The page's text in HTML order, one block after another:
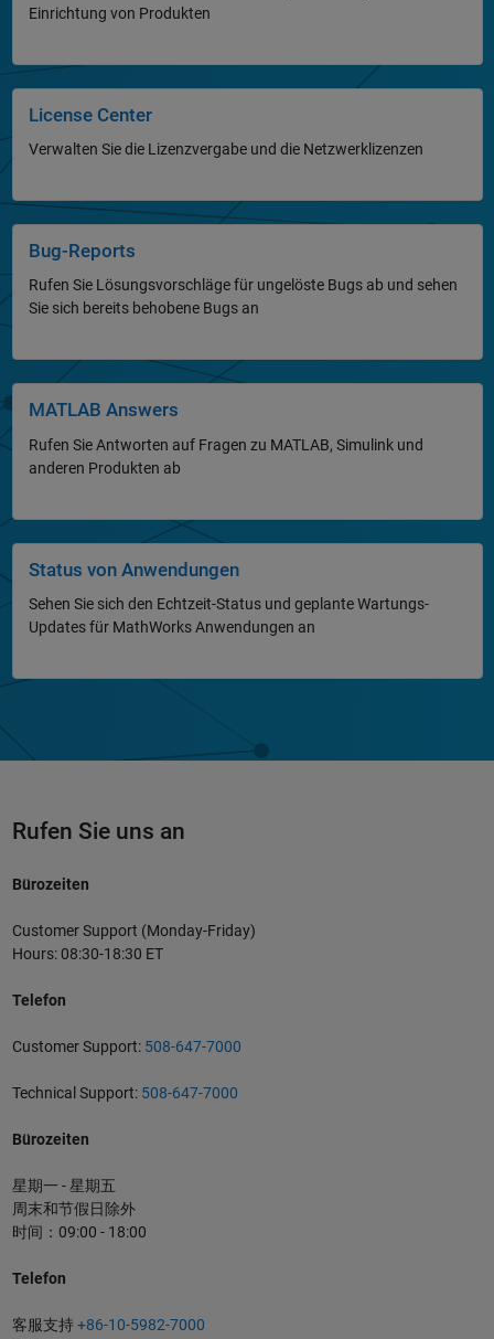
Einrichtung von Produkten
License Center
Verwalten Sie die Lizenzvergabe und die Netzwerklizenzen
Bug-Reports
Rufen Sie Lösungsvorschläge für ungelöste Bugs ab und sehen
Sie sich bereits behobene Bugs an
MATLAB Answers
Rufen Sie Antworten auf Fragen zu MATLAB, Simulink und
anderen Produkten ab
Status von Anwendungen
Sehen Sie sich den Echtzeit-Status und geplante Wartungs-
Updates für MathWorks Anwendungen an
Rufen Sie uns an
Bürozeiten
Customer Support (Monday-Friday)
Hours: 08:30-18:30 ET
Telefon
Customer Support: 508-647-7000
Technical Support: 508-647-7000
Bürozeiten
星期一 - 星期五
周末和节假日除外
时间：09:00 - 18:00
Telefon
客服支持+86-10-5982-7000